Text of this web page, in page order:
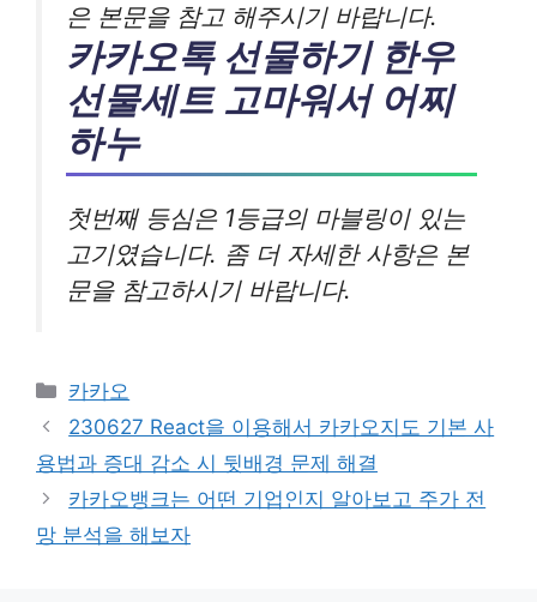
은 본문을 참고 해주시기 바랍니다.
카카오톡 선물하기 한우
선물세트 고마워서 어찌
하누
첫번째 등심은 1등급의 마블링이 있는
고기였습니다. 좀 더 자세한 사항은 본
문을 참고하시기 바랍니다.
카
테
리
카카오
230627 React을 이용해서 카카오지도 기본 사
용법과 증대 감소 시 뒷배경 문제 해결
카카오뱅크는 어떤 기업인지 알아보고 주가 전
망 분석을 해보자